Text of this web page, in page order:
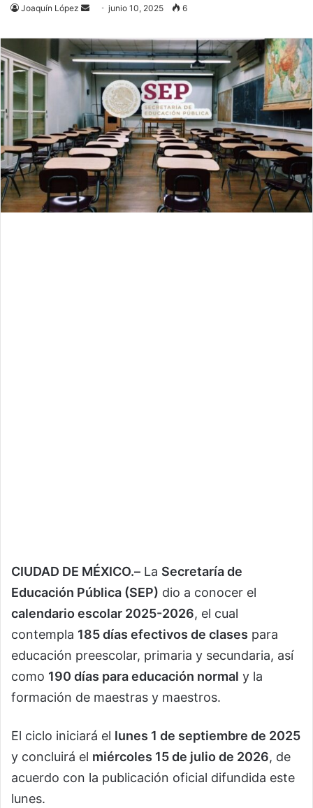
Joaquín López
Send
email
junio 10, 2025 6
CIUDAD DE MÉXICO.– La Secretaría de
Educación Pública (SEP) dio a conocer el
calendario escolar 2025-2026, el cual
contempla 185 días efectivos de clases para
educación preescolar, primaria y secundaria, así
como 190 días para educación normal y la
formación de maestras y maestros.
El ciclo iniciará el lunes 1 de septiembre de 2025
y concluirá el miércoles 15 de julio de 2026, de
acuerdo con la publicación oficial difundida este
lunes.